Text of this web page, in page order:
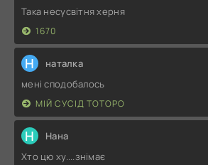
Така несусвітня херня
1670
Н наталка
мені сподобалось
МІЙ СУСІД ТОТОРО
Н Нана
Хто цю ху....знімає